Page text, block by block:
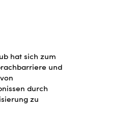
hat sich zum
und
durch
zu